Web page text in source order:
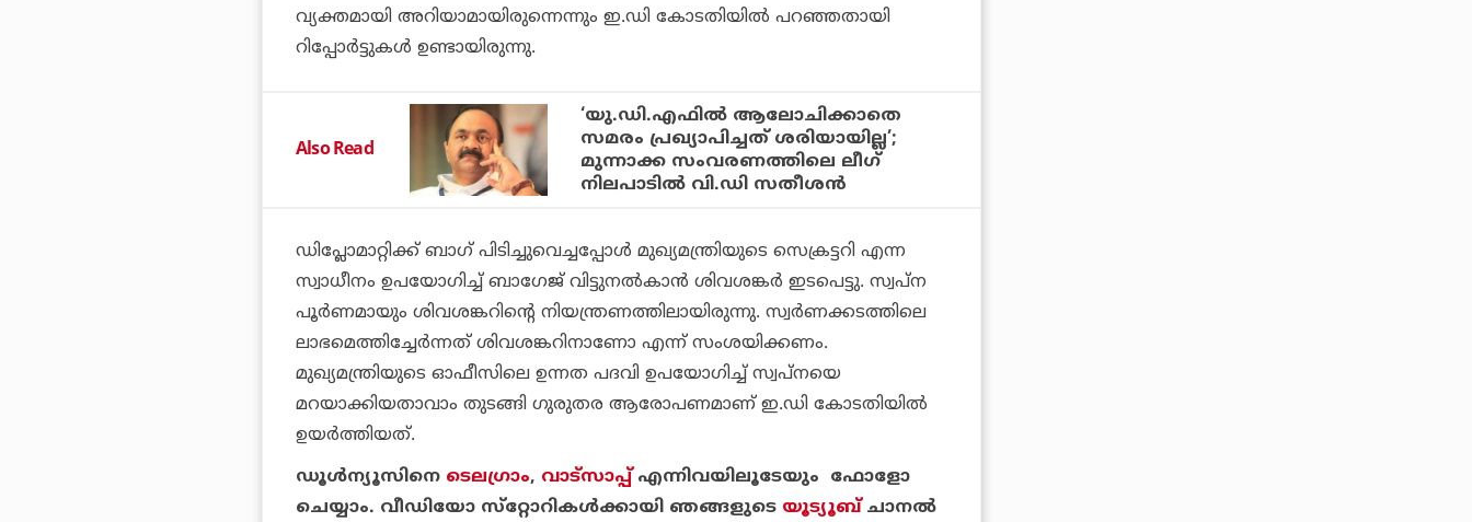
വ്യക്തമായി അറിയാമായിരുന്നെന്നും ഇ.ഡി കോടതിയില്‍ പറഞ്ഞതായി
റിപ്പോര്‍ട്ടുകള്‍ ഉണ്ടായിരുന്നു.
Also Read
‘യു.ഡി.എഫില്‍ ആലോചിക്കാതെ
സമരം പ്രഖ്യാപിച്ചത് ശരിയായില്ല’;
മുന്നാക്ക സംവരണത്തിലെ ലീഗ്
നിലപാടില്‍ വി.ഡി സതീശന്‍
ഡിപ്ലോമാറ്റിക്ക് ബാഗ് പിടിച്ചുവെച്ചപ്പോള്‍ മുഖ്യമന്ത്രിയുടെ സെക്രട്ടറി എന്ന
സ്വാധീനം ഉപയോഗിച്ച് ബാഗേജ് വിട്ടുനല്‍കാന്‍ ശിവശങ്കര്‍ ഇടപെട്ടു. സ്വപ്ന
പൂര്‍ണമായും ശിവശങ്കറിന്റെ നിയന്ത്രണത്തിലായിരുന്നു. സ്വര്‍ണക്കടത്തിലെ
ലാഭമെത്തിച്ചേര്‍ന്നത് ശിവശങ്കറിനാണോ എന്ന് സംശയിക്കണം.
മുഖ്യമന്ത്രിയുടെ ഓഫീസിലെ ഉന്നത പദവി ഉപയോഗിച്ച് സ്വപ്നയെ
മറയാക്കിയതാവാം തുടങ്ങി ഗുരുതര ആരോപണമാണ് ഇ.ഡി കോടതിയില്‍
ഉയര്‍ത്തിയത്.
ഡൂള്‍ന്യൂസിനെ ടെലഗ്രാം, വാട്‌സാപ്പ്എന്നിവയിലൂടേയും ഫോളോ
ചെയ്യാം. വീഡിയോ സ്‌റ്റോറികള്‍ക്കായി ഞങ്ങളുടെ യൂട്യൂബ്ചാനല്‍